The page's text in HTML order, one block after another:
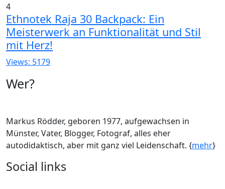
4
Ethnotek Raja 30 Backpack: Ein
Meisterwerk an Funktionalität und Stil
mit Herz!
Views: 5179
Wer?
Markus Rödder, geboren 1977, aufgewachsen in
Münster, Vater, Blogger, Fotograf, alles eher
autodidaktisch, aber mit ganz viel Leidenschaft. {mehr}
Social links